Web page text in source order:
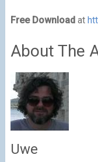
Free Download at
About The
Uwe